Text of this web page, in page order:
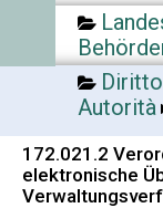
Autorità
172.021.2
elektronische